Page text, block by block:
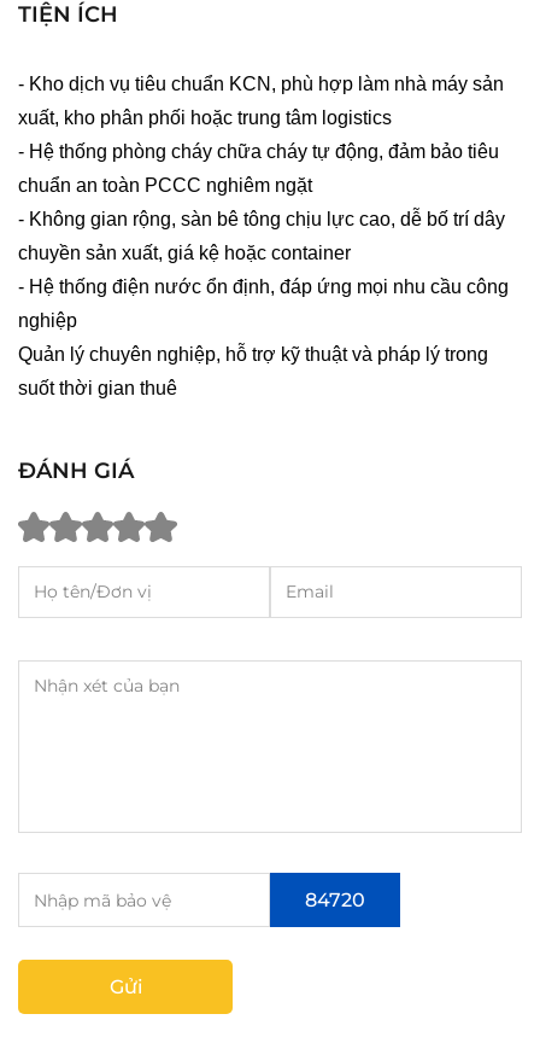
TIỆN ÍCH
- Kho dịch vụ tiêu chuẩn KCN, phù hợp làm nhà máy sản
xuất, kho phân phối hoặc trung tâm logistics
- Hệ thống phòng cháy chữa cháy tự động, đảm bảo tiêu
chuẩn an toàn PCCC nghiêm ngặt
- Không gian rộng, sàn bê tông chịu lực cao, dễ bố trí dây
chuyền sản xuất, giá kệ hoặc container
- Hệ thống điện nước ổn định, đáp ứng mọi nhu cầu công
nghiệp
Quản lý chuyên nghiệp, hỗ trợ kỹ thuật và pháp lý trong
suốt thời gian thuê
ĐÁNH GIÁ
84720
Gửi